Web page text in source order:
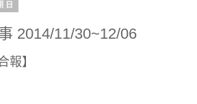
日
2014/11/30~12/06
報】